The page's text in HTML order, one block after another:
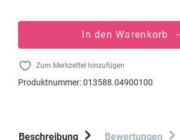
In den Warenkorb
Zum Merkzettel hinzufügen
Produktnummer:013588.04900100
Beschreibung Bewertungen